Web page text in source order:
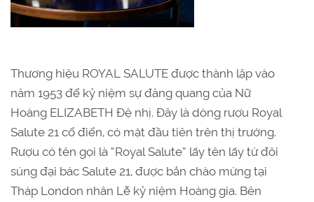
Thương hiệu ROYAL SALUTE được thành lập vào
năm 1953 để kỷ niệm sự đăng quang của Nữ
Hoàng ELIZABETH Đệ nhị. Đây là dòng rượu Royal
Salute 21 cổ điển, có mặt đầu tiên trên thị trường.
Rượu có tên gọi là “Royal Salute” lấy tên lấy từ đôi
súng đại bác Salute 21, được bắn chào mừng tại
Tháp London nhân Lễ kỷ niệm Hoàng gia. Bên